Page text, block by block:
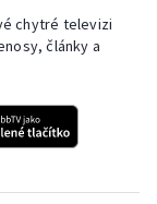
chytré televizi
články a